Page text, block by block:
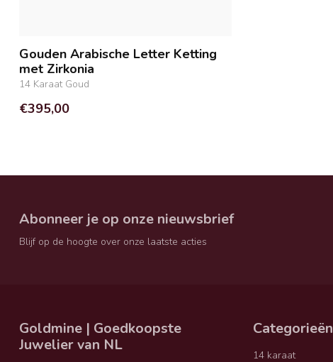
Gouden Arabische Letter Ketting
met Zirkonia
14 Karaat Goud
€395,00
Abonneer je op onze nieuwsbrief
Blijf op de hoogte over onze laatste acties
Goldmine | Goedkoopste
Juwelier van NL
Categorieën
14 karaat